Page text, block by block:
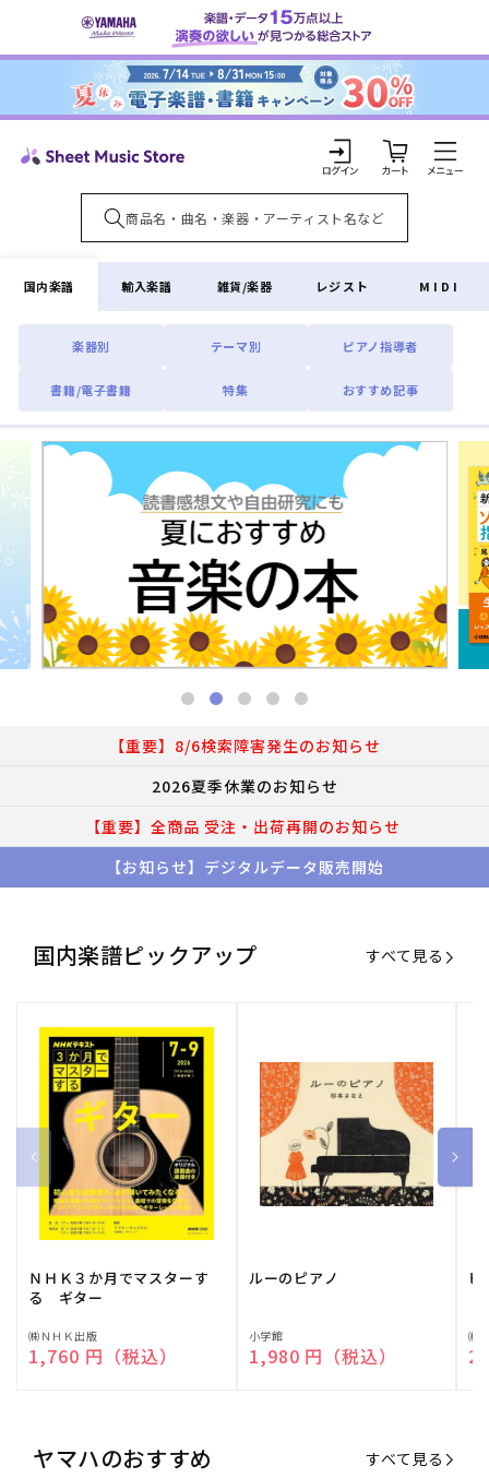
ンツに
ロ
グ
イ
ン
カ
ー
ト
国内楽譜
楽器別 テーマ別 ピアノ指導者
書籍/電子書籍 特集 おすすめ記事
輸入楽譜 雑貨/楽器 レジスト MIDI
【重要】8/6検索障害発生のお知らせ
2026夏季休業のお知らせ
【重要】全商品 受注・出荷再開のお知らせ
【お知らせ】デジタルデータ販売開始
国内楽譜ピックアップ すべて見る
ＮＨＫ３か月でマスターす
る ギター
販
売
㈱ＮＨＫ出版
通常価格
1,760 円（税込）
ルーのピアノ
販
売
小学館
通常価格
1,980 円（税込）
ピ
販
売
㈱
ヤマハのおすすめ すべて見る